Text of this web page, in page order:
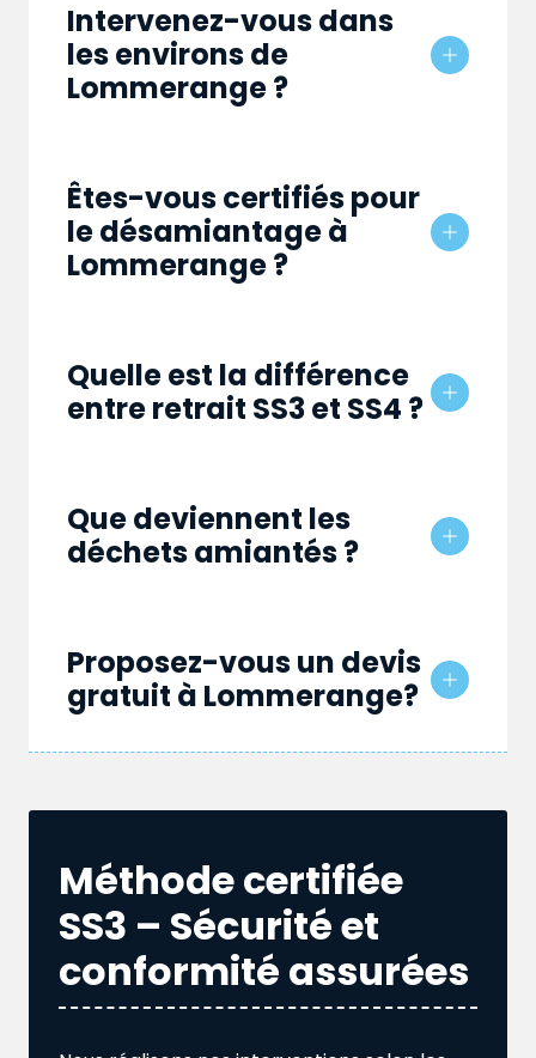
Intervenez-vous dans
les environs de
Lommerange ?
Êtes-vous certifiés pour
le désamiantage à
Lommerange ?
Quelle est la différence
entre retrait SS3 et SS4 ?
Que deviennent les
déchets amiantés ?
Proposez-vous un devis
gratuit à Lommerange?
Méthode certifiée
SS3 – Sécurité et
conformité assurées